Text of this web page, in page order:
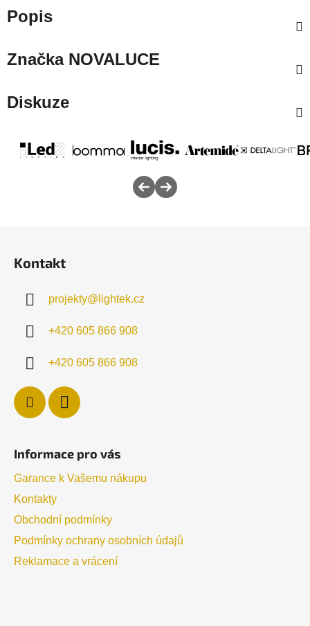
Popis
ZnačkaNOVALUCE
Diskuze
Kontakt
projekty@ lightek.cz
+420 605 866 908
+420 605 866 908
Informace pro vás
Garance k Vašemu nákupu
Kontakty
Obchodní podmínky
Podmínky ochrany osobních údajů
Reklamace a vrácení